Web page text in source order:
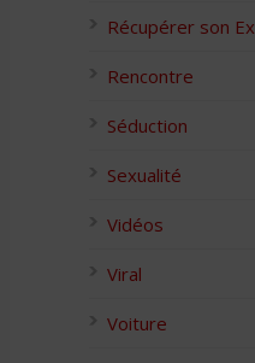
Récupérer son Ex
Rencontre
Séduction
Sexualité
Vidéos
Viral
Voiture